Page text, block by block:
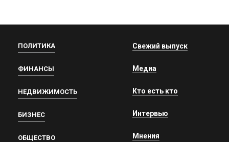
ПОЛИТИКА
ФИНАНСЫ
НЕДВИЖИМОСТЬ
БИЗНЕС
ОБЩЕСТВО
Свежий выпуск
Медиа
Кто есть кто
Интервью
Мнения